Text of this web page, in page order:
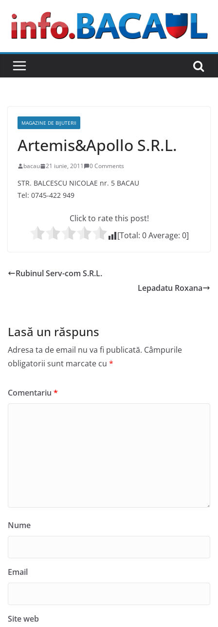
content
MAGAZINE DE BIJUTERII
Artemis&Apollo S.R.L.
bacau 21 iunie, 2011 0 Comments
STR. BALCESCU NICOLAE nr. 5 BACAU
Tel: 0745-422 949
Click to rate this post!
[Total: 0Average: 0]
Rubinul Serv-com S.R.L.
Lepadatu Roxana
Lasă un răspuns
Adresa ta de email nu va fi publicată. Câmpurile
obligatorii sunt marcate cu *
Comentariu *
Nume
Email
Site web